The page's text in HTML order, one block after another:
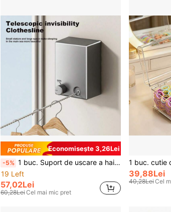
Economisește 3,26Lei
-5% 1 buc. Suport de uscare a hainelor reglabil cu sârmă din oțel inoxidabil, frânghie extensibilă pentru uscător, cuier de rufe interior care economisește spațiu, organizator portabil pliabil pentru agățat, suport rezistent pentru dormitor și balcon
19 Left
57,02Lei
60,28LeiCel mai mic pret
39,88Lei
40,28LeiCel